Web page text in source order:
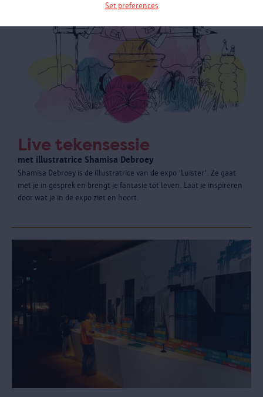
Set preferences
Live tekensessie
met illustratrice Shamisa Debroey
Shamisa Debroey is de illustratrice van de expo 'Luister'. Ze gaat
met je in gesprek en brengt je fantasie tot leven. Laat je inspireren
door wat je in de expo ziet en hoort.